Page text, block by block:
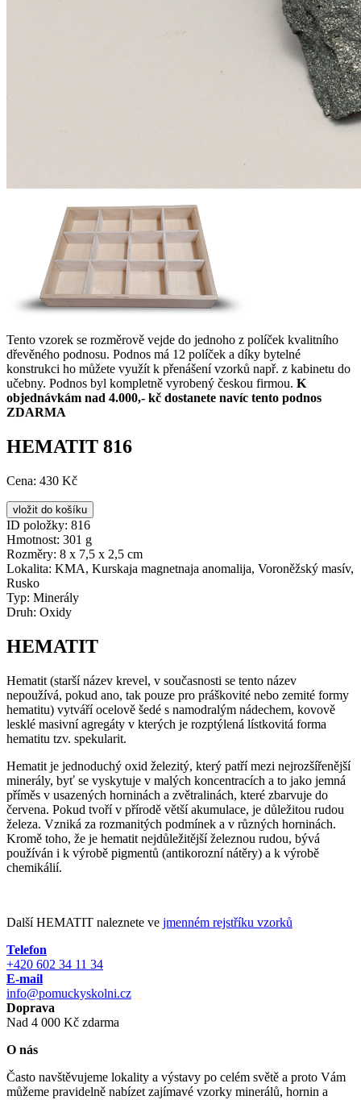
Tento vzorek se rozměrově vejde do jednoho z políček kvalitního
dřevěného podnosu. Podnos má 12 políček a díky bytelné
konstrukci ho můžete využít k přenášení vzorků např. z kabinetu do
učebny. Podnos byl kompletně vyrobený českou firmou. K
objednávkám nad 4.000,- kč dostanete navíc tento podnos
ZDARMA
HEMATIT 816
Cena: 430 Kč
ID položky: 816
Hmotnost: 301 g
Rozměry: 8 x 7,5 x 2,5 cm
Lokalita: KMA, Kurskaja magnetnaja anomalija, Voroněžský masív,
Rusko
Typ: Minerály
Druh: Oxidy
HEMATIT
Hematit (starší název krevel, v současnosti se tento název
nepoužívá, pokud ano, tak pouze pro práškovité nebo zemité formy
hematitu) vytváří ocelově šedé s namodralým nádechem, kovově
lesklé masivní agregáty v kterých je rozptýlená lístkovitá forma
hematitu tzv. spekularit.
Hematit je jednoduchý oxid železitý, který patří mezi nejrozšířenější
minerály, byť se vyskytuje v malých koncentracích a to jako jemná
příměs v usazených horninách a zvětralinách, které zbarvuje do
červena. Pokud tvoří v přírodě větší akumulace, je důležitou rudou
železa. Vzniká za rozmanitých podmínek a v různých horninách.
Kromě toho, že je hematit nejdůležitější železnou rudou, bývá
používán i k výrobě pigmentů (antikorozní nátěry) a k výrobě
chemikálií.
Další HEMATIT naleznete ve jmenném rejstříku vzorků
Telefon
+420 602 34 11 34
E-mail
info@pomuckyskolni.cz
Doprava
Nad 4 000 Kč zdarma
O nás
Často navštěvujeme lokality a výstavy po celém světě a proto Vám
můžeme pravidelně nabízet zajímavé vzorky minerálů, hornin a